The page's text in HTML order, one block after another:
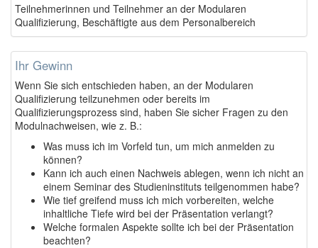
Teilnehmerinnen und Teilnehmer an der Modularen
Qualifizierung, Beschäftigte aus dem Personalbereich
Ihr Gewinn
Wenn Sie sich entschieden haben, an der Modularen
Qualifizierung teilzunehmen oder bereits im
Qualifizierungsprozess sind, haben Sie sicher Fragen zu den
Modulnachweisen, wie z. B.:
Was muss ich im Vorfeld tun, um mich anmelden zu
können?
Kann ich auch einen Nachweis ablegen, wenn ich nicht an
einem Seminar des Studieninstituts teilgenommen habe?
Wie tief greifend muss ich mich vorbereiten, welche
inhaltliche Tiefe wird bei der Präsentation verlangt?
Welche formalen Aspekte sollte ich bei der Präsentation
beachten?